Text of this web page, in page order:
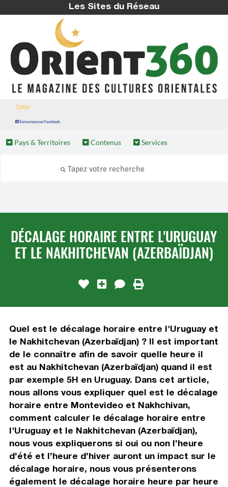
Les Sites du Réseau
Qatar
Suivez nous sur Facebook
Pays & Territoires Contenus Services
DÉCALAGE HORAIRE ENTRE L'URUGUAY
ET LE NAKHITCHEVAN (AZERBAÏDJAN)
Quel est le décalage horaire entre l'Uruguay et
le Nakhitchevan (Azerbaïdjan) ? Il est important
de le connaître afin de savoir quelle heure il
est au Nakhitchevan (Azerbaïdjan) quand il est
par exemple 5H en Uruguay. Dans cet article,
nous allons vous expliquer quel est le décalage
horaire entre Montevideo et Nakhchivan,
comment calculer le décalage horaire entre
l'Uruguay et le Nakhitchevan (Azerbaïdjan),
nous vous expliquerons si oui ou non l’heure
d’été et l’heure d’hiver auront un impact sur le
décalage horaire, nous vous présenterons
également le décalage horaire heure par heure